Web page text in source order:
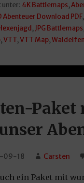
unter: 4K Battlemaps,
Abenteuer Download PDF,
, JPG Battlemaps,
,VTT,VTT Map,Waldelfen
Paket
09-18 Carsten
ein Paket mit